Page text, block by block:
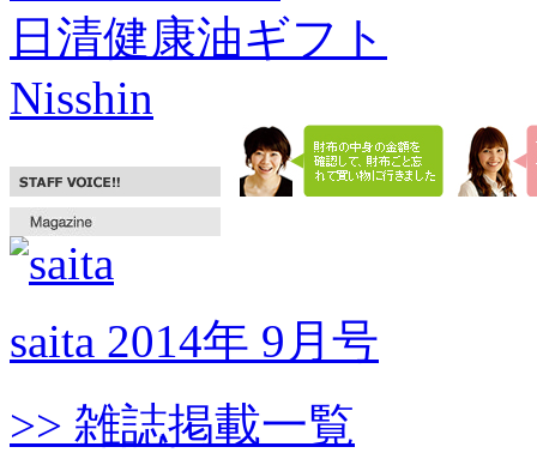
日清健康油ギフト
Nisshin
saita 2014年 9月号
>> 雑誌掲載一覧